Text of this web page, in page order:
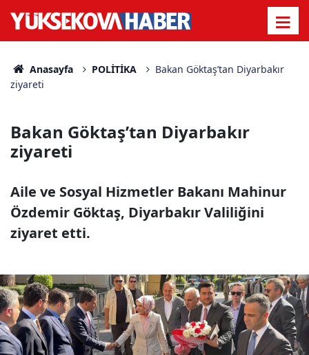
Anasayfa POLİTİKA
Bakan Göktaş’tan Diyarbakır
ziyareti
Bakan Göktaş’tan Diyarbakır
ziyareti
Aile ve Sosyal Hizmetler Bakanı Mahinur
Özdemir Göktaş, Diyarbakır Valiliğini
ziyaret etti.